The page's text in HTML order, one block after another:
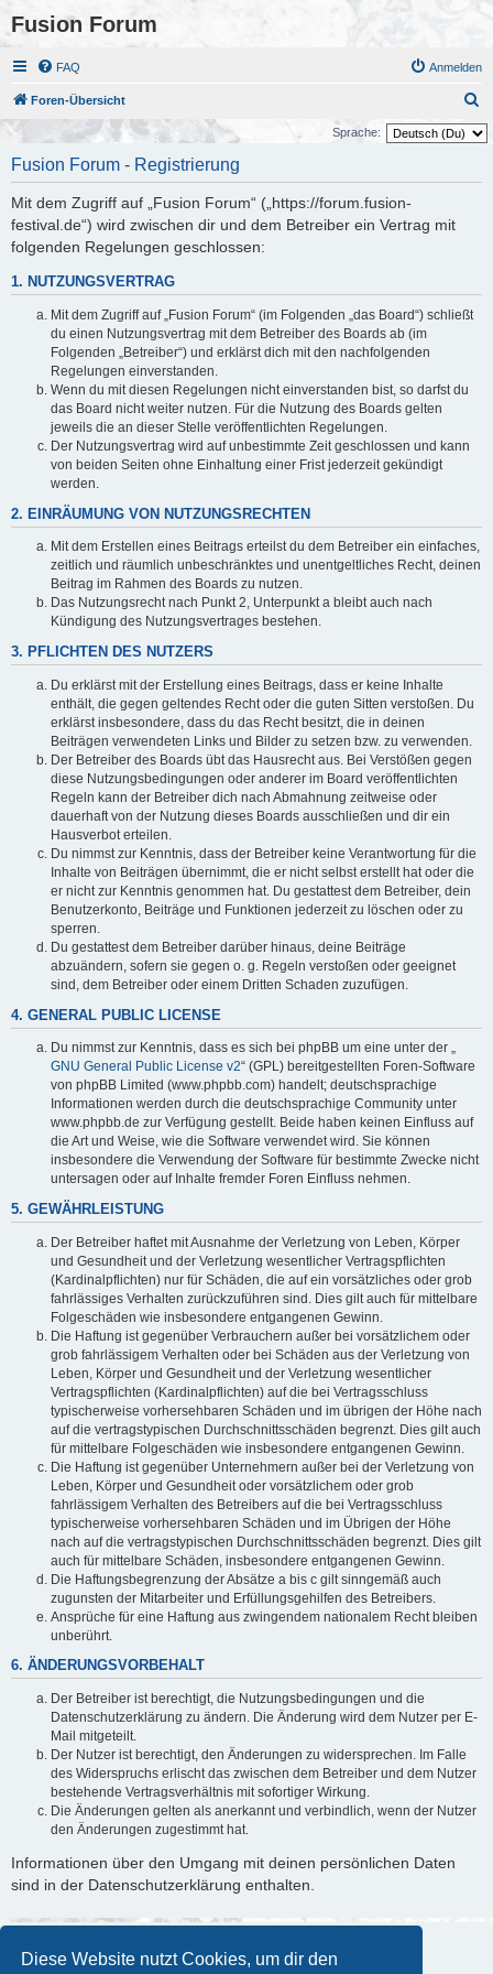
Diese Website nutzt Cookies, um dir den
Fusion Forum
FAQ Anmelden
Foren-Übersicht
u
Sprache:
Fusion Forum - Registrierung
Mit dem Zugriff auf „Fusion Forum“ („https://forum.fusion-
festival.de“) wird zwischen dir und dem Betreiber ein Vertrag mit
folgenden Regelungen geschlossen:
1. NUTZUNGSVERTRAG
Mit dem Zugriff auf „Fusion Forum“ (im Folgenden „das Board“) schließt
du einen Nutzungsvertrag mit dem Betreiber des Boards ab (im
Folgenden „Betreiber“) und erklärst dich mit den nachfolgenden
Regelungen einverstanden.
Wenn du mit diesen Regelungen nicht einverstanden bist, so darfst du
das Board nicht weiter nutzen. Für die Nutzung des Boards gelten
jeweils die an dieser Stelle veröffentlichten Regelungen.
Der Nutzungsvertrag wird auf unbestimmte Zeit geschlossen und kann
von beiden Seiten ohne Einhaltung einer Frist jederzeit gekündigt
werden.
2. EINRÄUMUNG VON NUTZUNGSRECHTEN
Mit dem Erstellen eines Beitrags erteilst du dem Betreiber ein einfaches,
zeitlich und räumlich unbeschränktes und unentgeltliches Recht, deinen
Beitrag im Rahmen des Boards zu nutzen.
Das Nutzungsrecht nach Punkt 2, Unterpunkt a bleibt auch nach
Kündigung des Nutzungsvertrages bestehen.
3. PFLICHTEN DES NUTZERS
Du erklärst mit der Erstellung eines Beitrags, dass er keine Inhalte
enthält, die gegen geltendes Recht oder die guten Sitten verstoßen. Du
erklärst insbesondere, dass du das Recht besitzt, die in deinen
Beiträgen verwendeten Links und Bilder zu setzen bzw. zu verwenden.
Der Betreiber des Boards übt das Hausrecht aus. Bei Verstößen gegen
diese Nutzungsbedingungen oder anderer im Board veröffentlichten
Regeln kann der Betreiber dich nach Abmahnung zeitweise oder
dauerhaft von der Nutzung dieses Boards ausschließen und dir ein
Hausverbot erteilen.
Du nimmst zur Kenntnis, dass der Betreiber keine Verantwortung für die
Inhalte von Beiträgen übernimmt, die er nicht selbst erstellt hat oder die
er nicht zur Kenntnis genommen hat. Du gestattest dem Betreiber, dein
Benutzerkonto, Beiträge und Funktionen jederzeit zu löschen oder zu
sperren.
Du gestattest dem Betreiber darüber hinaus, deine Beiträge
abzuändern, sofern sie gegen o. g. Regeln verstoßen oder geeignet
sind, dem Betreiber oder einem Dritten Schaden zuzufügen.
4. GENERAL PUBLIC LICENSE
Du nimmst zur Kenntnis, dass es sich bei phpBB um eine unter der „
GNU General Public License v2“ (GPL) bereitgestellten Foren-Software
von phpBB Limited (www.phpbb.com) handelt; deutschsprachige
Informationen werden durch die deutschsprachige Community unter
www.phpbb.de zur Verfügung gestellt. Beide haben keinen Einfluss auf
die Art und Weise, wie die Software verwendet wird. Sie können
insbesondere die Verwendung der Software für bestimmte Zwecke nicht
untersagen oder auf Inhalte fremder Foren Einfluss nehmen.
5. GEWÄHRLEISTUNG
Der Betreiber haftet mit Ausnahme der Verletzung von Leben, Körper
und Gesundheit und der Verletzung wesentlicher Vertragspflichten
(Kardinalpflichten) nur für Schäden, die auf ein vorsätzliches oder grob
fahrlässiges Verhalten zurückzuführen sind. Dies gilt auch für mittelbare
Folgeschäden wie insbesondere entgangenen Gewinn.
Die Haftung ist gegenüber Verbrauchern außer bei vorsätzlichem oder
grob fahrlässigem Verhalten oder bei Schäden aus der Verletzung von
Leben, Körper und Gesundheit und der Verletzung wesentlicher
Vertragspflichten (Kardinalpflichten) auf die bei Vertragsschluss
typischerweise vorhersehbaren Schäden und im übrigen der Höhe nach
auf die vertragstypischen Durchschnittsschäden begrenzt. Dies gilt auch
für mittelbare Folgeschäden wie insbesondere entgangenen Gewinn.
Die Haftung ist gegenüber Unternehmern außer bei der Verletzung von
Leben, Körper und Gesundheit oder vorsätzlichem oder grob
fahrlässigem Verhalten des Betreibers auf die bei Vertragsschluss
typischerweise vorhersehbaren Schäden und im Übrigen der Höhe
nach auf die vertragstypischen Durchschnittsschäden begrenzt. Dies gilt
auch für mittelbare Schäden, insbesondere entgangenen Gewinn.
Die Haftungsbegrenzung der Absätze a bis c gilt sinngemäß auch
zugunsten der Mitarbeiter und Erfüllungsgehilfen des Betreibers.
Ansprüche für eine Haftung aus zwingendem nationalem Recht bleiben
unberührt.
6. ÄNDERUNGSVORBEHALT
Der Betreiber ist berechtigt, die Nutzungsbedingungen und die
Datenschutzerklärung zu ändern. Die Änderung wird dem Nutzer per E-
Mail mitgeteilt.
Der Nutzer ist berechtigt, den Änderungen zu widersprechen. Im Falle
des Widerspruchs erlischt das zwischen dem Betreiber und dem Nutzer
bestehende Vertragsverhältnis mit sofortiger Wirkung.
Die Änderungen gelten als anerkannt und verbindlich, wenn der Nutzer
den Änderungen zugestimmt hat.
Informationen über den Umgang mit deinen persönlichen Daten
sind in der Datenschutzerklärung enthalten.